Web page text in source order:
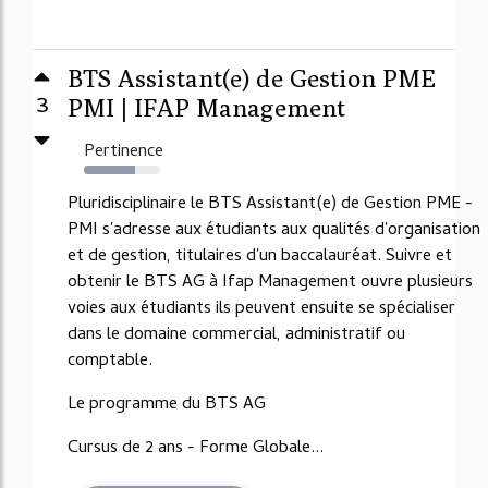
3
BTS Assistant(e) de Gestion PME
PMI | IFAP Management
Pertinence
67%
Pluridisciplinaire le BTS Assistant(e) de Gestion PME -
PMI s'adresse aux étudiants aux qualités d'organisation
et de gestion, titulaires d'un baccalauréat. Suivre et
obtenir le BTS AG à Ifap Management ouvre plusieurs
voies aux étudiants ils peuvent ensuite se spécialiser
dans le domaine commercial, administratif ou
comptable.
Le programme du BTS AG
Cursus de 2 ans - Forme Globale...